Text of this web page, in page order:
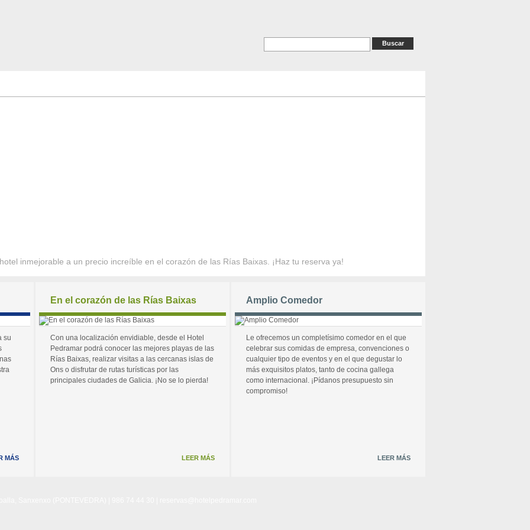
inmejorable a un precio increíble en el corazón de las Rías Baixas. ¡Haz tu reserva ya!
su
MÁS
En el corazón de las Rías Baixas
Con una localización envidiable, desde el Hotel
Pedramar podrá conocer las mejores playas de las
Rías Baixas, realizar visitas a las cercanas islas de
Ons o disfrutar de rutas turísticas por las
principales ciudades de Galicia. ¡No se lo pierda!
LEER MÁS
Amplio Comedor
Le ofrecemos un completísimo comedor en el que
celebrar sus comidas de empresa, convenciones o
cualquier tipo de eventos y en el que degustar lo
más exquisitos platos, tanto de cocina gallega
como internacional. ¡Pídanos presupuesto sin
compromiso!
LEER MÁS